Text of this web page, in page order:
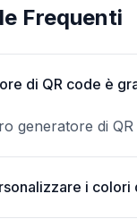
Frequenti
di QR code è
generatore di
i colori